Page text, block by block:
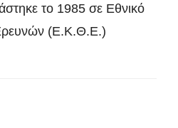
το 1985 σε Εθνικό
(Ε.Κ.Θ.Ε.)